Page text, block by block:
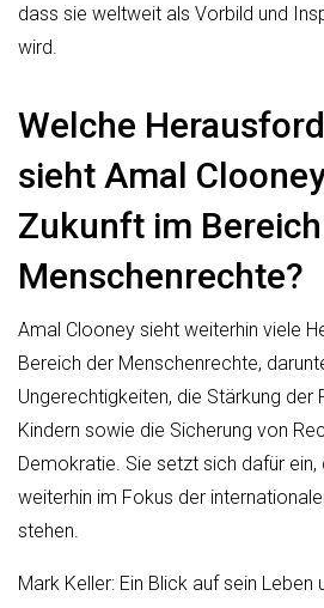
dass sie weltweit als Vorbild und
wird.
Welche
sieht Amal
Zukunft im
Menschenrechte?
Amal Clooney sieht weiterhin viele
Bereich der Menschenrechte,
Ungerechtigkeiten, die Stärkung der
Kindern sowie die Sicherung von
Demokratie. Sie setzt sich dafür
weiterhin im Fokus der
stehen.
Mark Keller: Ein Blick auf sein Leben